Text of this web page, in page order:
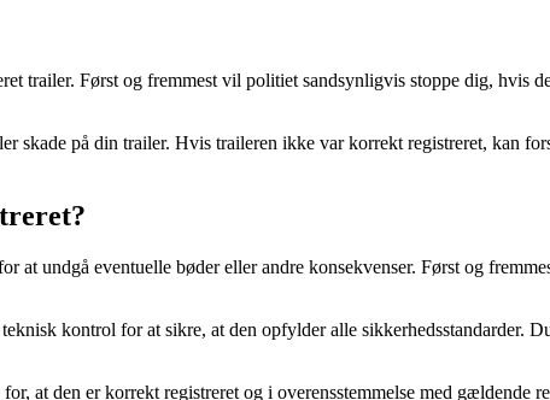
trailer. Først og fremmest vil politiet sandsynligvis stoppe dig, hvis
skade på din trailer. Hvis traileren ikke var korrekt registreret, kan
undgå eventuelle bøder eller andre konsekvenser. Først og
kontrol for at sikre, at den opfylder alle sikkerhedsstandarder.
at den er korrekt registreret og i overensstemmelse med gældende